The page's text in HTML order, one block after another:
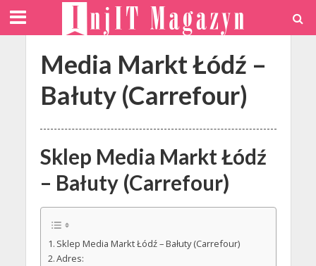
Media Markt Łódź –
Bałuty (Carrefour)
Sklep Media Markt Łódź
– Bałuty (Carrefour)
Sklep Media Markt Łódź – Bałuty (Carrefour)
Adres: